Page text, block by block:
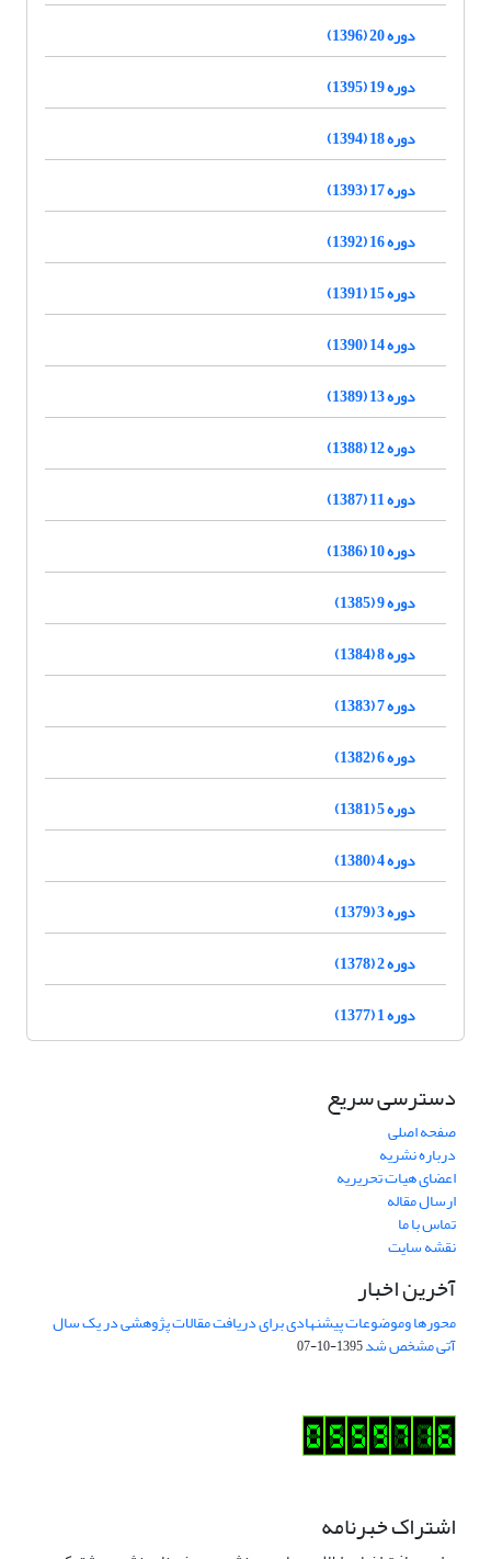
دوره 20 (1396)
دوره 19 (1395)
دوره 18 (1394)
دوره 17 (1393)
دوره 16 (1392)
دوره 15 (1391)
دوره 14 (1390)
دوره 13 (1389)
دوره 12 (1388)
دوره 11 (1387)
دوره 10 (1386)
دوره 9 (1385)
دوره 8 (1384)
دوره 7 (1383)
دوره 6 (1382)
دوره 5 (1381)
دوره 4 (1380)
دوره 3 (1379)
دوره 2 (1378)
دوره 1 (1377)
دسترسی سریع
صفحه اصلی
درباره نشریه
اعضای هیات تحریریه
ارسال مقاله
تماس با ما
نقشه سایت
آخرین اخبار
محورها وموضوعات پیشنهادی برای دریافت مقالات پژوهشی در یک سال
آتی مشخص شد1395-10-07
اشتراک خبرنامه